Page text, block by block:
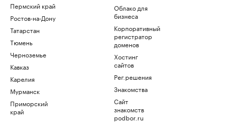
Пермский край
Ростов-на-Дону
Татарстан
Тюмень
Черноземье
Кавказ
Карелия
Мурманск
Приморский
край
Облако для
бизнеса
Корпоративный
регистратор
доменов
Хостинг
сайтов
Рег.решения
Знакомства
Сайт
знакомств
podbor.ru